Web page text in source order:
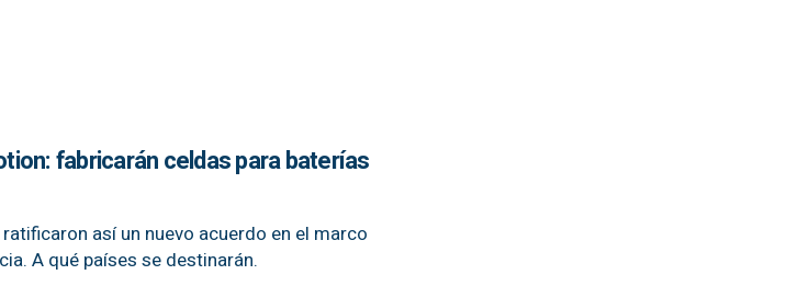
fabricarán celdas para baterías
así un nuevo acuerdo en el marco
A qué países se destinarán.